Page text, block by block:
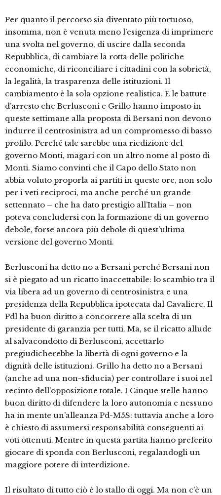
Per quanto il percorso sia diventato più tortuoso,
insomma, non è venuta meno l’esigenza di imprimere
una svolta nel governo, di uscire dalla seconda
Repubblica, di cambiare la rotta delle politiche
economiche, di riconciliare i cittadini con la sobrietà,
la legalità, la trasparenza delle istituzioni. Il
cambiamento è la sola opzione realistica. E le battute
d’arresto che Berlusconi e Grillo hanno imposto in
queste settimane alla proposta di Bersani non devono
indurre il centrosinistra ad un compromesso di basso
profilo. Perché tale sarebbe una riedizione del
governo Monti, magari con un altro nome al posto di
Monti. Siamo convinti che il Capo dello Stato non
abbia voluto proporla ai partiti in queste ore, non solo
per i veti reciproci, ma anche perché un grande
settennato – che ha dato prestigio all’Italia – non
poteva concludersi con la formazione di un governo
debole, forse ancora più debole di quest’ultima
versione del governo Monti.
Berlusconi ha detto no a Bersani perché Bersani non
si è piegato ad un ricatto inaccettabile: lo scambio tra il
via libera ad un governo di centrosinistra e una
presidenza della Repubblica ipotecata dal Cavaliere. Il
Pdl ha buon diritto a concorrere alla scelta di un
presidente di garanzia per tutti. Ma, se il ricatto allude
al salvacondotto di Berlusconi, accettarlo
pregiudicherebbe la libertà di ogni governo e la
dignità delle istituzioni. Grillo ha detto no a Bersani
(anche ad una non-sfiducia) per controllare i suoi nel
recinto dell’opposizione totale. I Cinque stelle hanno
buon diritto di difendere la loro autonomia e nessuno
ha in mente un’alleanza Pd-M5S: tuttavia anche a loro
è chiesto di assumersi responsabilità conseguenti ai
voti ottenuti. Mentre in questa partita hanno preferito
giocare di sponda con Berlusconi, regalandogli un
maggiore potere di interdizione.
Il risultato di tutto ciò è lo stallo di oggi. Ma non c’è un